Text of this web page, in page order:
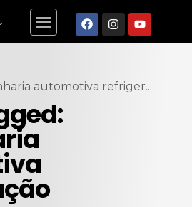
automotiva refriger...